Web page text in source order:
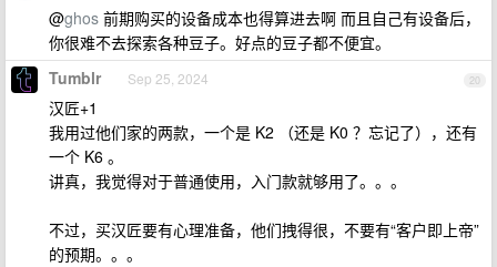
@ghos 前期购买的设备成本也得算进去啊 而且自己有设备后，
你很难不去探索各种豆子。好点的豆子都不便宜。
20
Tumblr Sep 25, 2024
汉匠+1
我用过他们家的两款，一个是 K2 （还是 K0 ？忘记了），还有
一个 K6 。
讲真，我觉得对于普通使用，入门款就够用了。。。
不过，买汉匠要有心理准备，他们拽得很，不要有“客户即上帝”
的预期。。。